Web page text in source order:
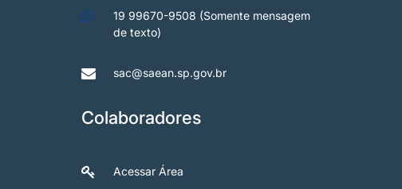
19 99670-9508 (Somente mensagem
de texto)
sac@saean.sp.gov.br
Colaboradores
Acessar Área